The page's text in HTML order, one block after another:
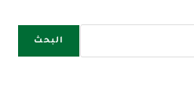
البحث